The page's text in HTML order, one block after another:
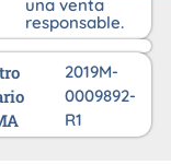
una venta
responsable.
2019M-
0009892-
R1